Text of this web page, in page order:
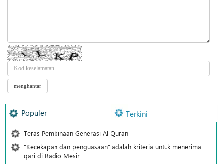
Populer Terkini
Teras Pembinaan Generasi Al-Quran
"Kecekapan dan penguasaan" adalah kriteria untuk menerima
qari di Radio Mesir